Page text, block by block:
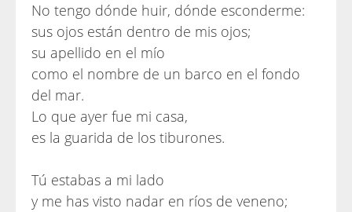
No tengo dónde huir, dónde esconderme:
sus ojos están dentro de mis ojos;
su apellido en el mío
como el nombre de un barco en el fondo
del mar.
Lo que ayer fue mi casa,
es la guarida de los tiburones.
Tú estabas a mi lado
y me has visto nadar en ríos de veneno;